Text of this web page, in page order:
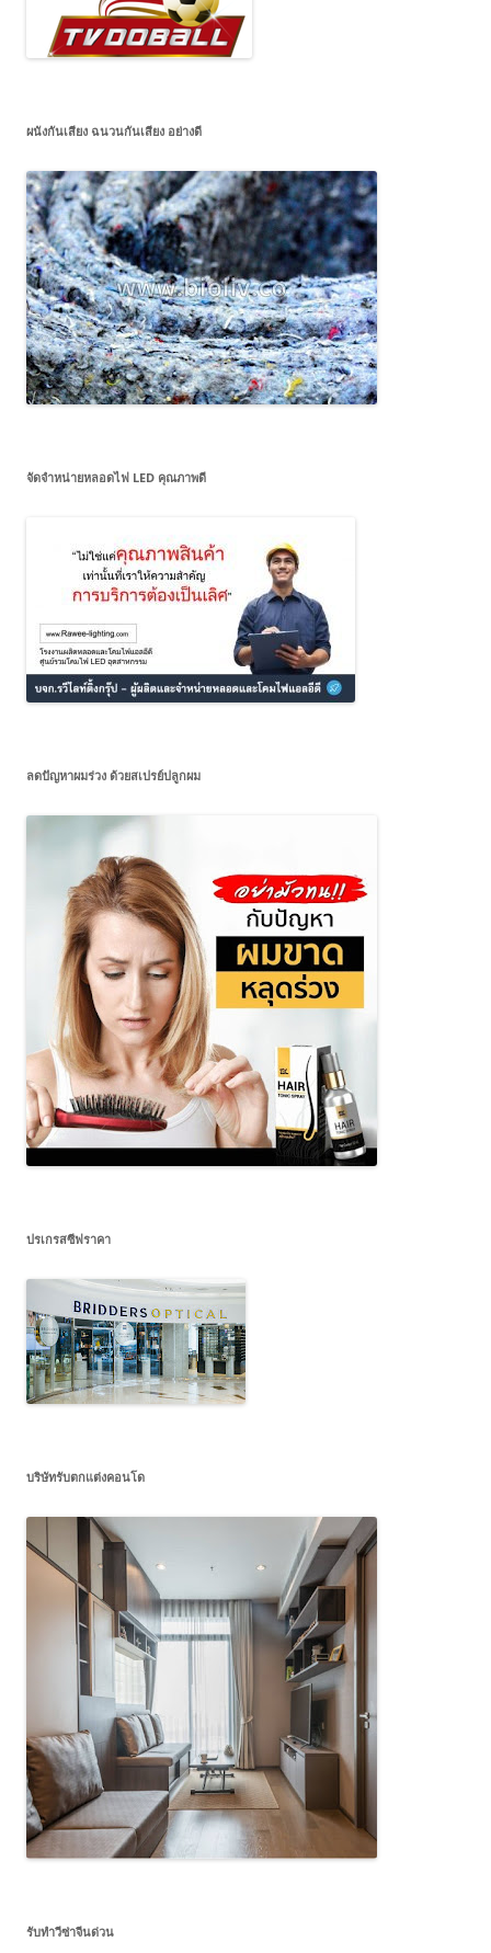
ผนังกันเสียง ฉนวนกันเสียง อย่างดี
จัดจำหน่ายหลอดไฟ LED คุณภาพดี
ลดปัญหาผมร่วง ด้วยสเปรย์ปลูกผม
ปรเกรสซีฟราคา
บริษัทรับตกแต่งคอนโด
รับทำวีซ่าจีนด่วน